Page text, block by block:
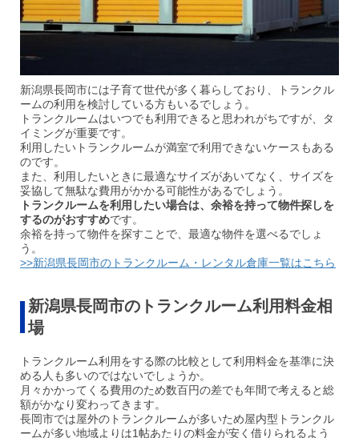
新潟県長岡市には子育て世代が多く暮らしており、トランクル
ームの利用を検討している方もいるでしょう。
トランクルームはいつでも利用できると思われがちですが、タ
イミングが重要です。
利用したいトランクルームが満室で利用できないケースもある
のです。
また、利用したいときに最適なサイズがあいてなく、サイズを
妥協して無駄な費用がかかる可能性があるでしょう。
トランクルームを利用したい場合は、余裕を持って物件探しを
するのがおすすめです。
余裕を持って物件を探すことで、最適な物件を選べるでしょ
う。
>>新潟県長岡市のトランクルーム・レンタル倉庫一覧はこちら
新潟県長岡市のトランクルーム利用料金相
場
トランクルーム利用をする際の比較として利用料金を基準に決
める人も多いのではないでしょうか。
月々かかってくる費用のため数百円の差でも年間で考えると総
額がかなり変わってきます。
長岡市では屋外のトランクルームが多いため屋内型トランクル
ームが多い地域よりは1帖あたりの料金が安く借りられるよう